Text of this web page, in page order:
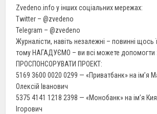
Zvedeno.info у інших соціальних мережах:
Twitter – @zvedeno
Telegram – @zvedeno
Журналісти, навіть незалежні – повинні щось
тому НАГАДУЄМО – ви всі можете допомогти
ПРОСПОНСОРУВАТИ ПРОЕКТ:
5169 3600 0020 0299 — «Приватбанк» на ім’я
Олексій Іванович
5375 4141 1218 2398 — «Монобанк» на ім’я
Ігорович